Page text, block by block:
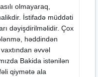
olmayaraq,
İstifadə müddəti
dəyişdirilməlidir. Çox
həddindən
əvvəl
Bakida istənilən
qiymətə ala